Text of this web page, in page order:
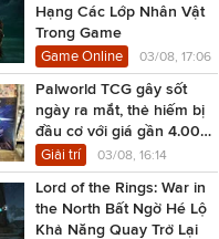
Hạng Các Lớp Nhân Vật
Trong Game
Game Online 03/08, 17:06
Palworld TCG gây sốt
ngày ra mắt, thẻ hiếm bị
đầu cơ với giá gần 4.000
USD
Giải trí 03/08, 16:14
Lord of the Rings: War in
the North Bất Ngờ Hé Lộ
Khả Năng Quay Trở Lại